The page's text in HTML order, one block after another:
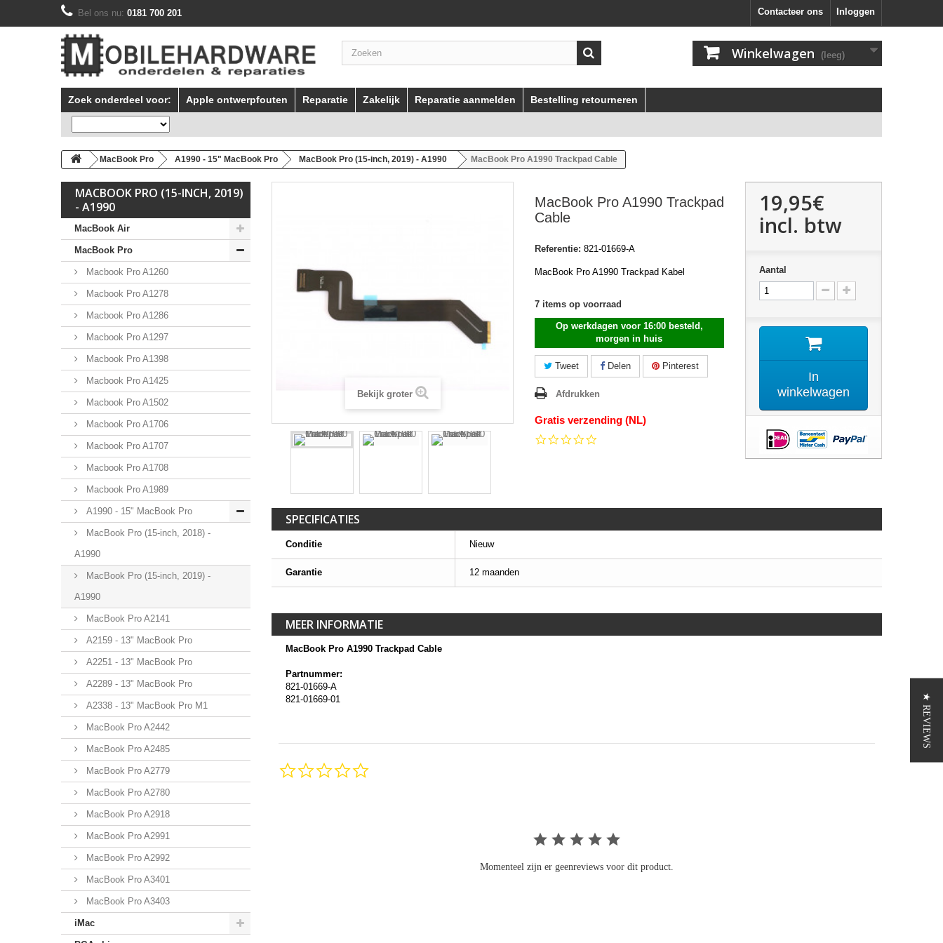
Inloggen
Contacteer ons
Bel ons nu: 0181 700 201
Winkelwagen (leeg)
Zoek onderdeel voor: Apple ontwerpfouten Reparatie Zakelijk Reparatie aanmelden Bestelling retourneren
MacBook Pro A1990 - 15" MacBook Pro MacBook Pro (15-inch, 2019) - A1990 MacBook Pro A1990 Trackpad Cable
MACBOOK PRO (15-INCH, 2019)
- A1990
MacBook Air
MacBook Pro
Macbook Pro A1260
Macbook Pro A1278
Macbook Pro A1286
Macbook Pro A1297
Macbook Pro A1398
Macbook Pro A1425
Macbook Pro A1502
Macbook Pro A1706
Macbook Pro A1707
Macbook Pro A1708
Macbook Pro A1989
A1990 - 15" MacBook Pro
MacBook Pro (15-inch, 2018) -
A1990
MacBook Pro (15-inch, 2019) -
A1990
MacBook Pro A2141
A2159 - 13" MacBook Pro
A2251 - 13" MacBook Pro
A2289 - 13" MacBook Pro
A2338 - 13" MacBook Pro M1
MacBook Pro A2442
MacBook Pro A2485
MacBook Pro A2779
MacBook Pro A2780
MacBook Pro A2918
MacBook Pro A2991
MacBook Pro A2992
MacBook Pro A3401
MacBook Pro A3403
iMac
Bekijk groter
MacBook Pro A1990 Trackpad
Cable
Referentie: 821-01669-A
MacBook Pro A1990 Trackpad Kabel
7 items op voorraad
Op werkdagen voor 16:00 besteld,
morgen in huis
Tweet Delen Pinterest
Afdrukken
Gratis verzending (NL)
19,95€
incl. btw
Aantal
In
winkelwagen
SPECIFICATIES
Conditie Nieuw
Garantie 12 maanden
MEER INFORMATIE
MacBook Pro A1990 Trackpad Cable
Partnummer:
821-01669-A
821-01669-01
Momenteel zijn er geenreviews voor dit product.
★ REVIEWS